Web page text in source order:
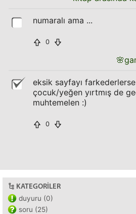
numaralı ama ...
0
🌸
eksik sayfayı
çocuk/yeğen yırtmış de
muhtemelen :)
0
KATEGORILER
duyuru (0)
soru (25)